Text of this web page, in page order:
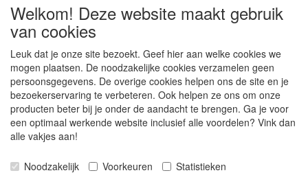
Welkom! Deze website maakt gebruik
van cookies
Leuk dat je onze site bezoekt. Geef hier aan welke cookies we
mogen plaatsen. De noodzakelijke cookies verzamelen geen
persoonsgegevens. De overige cookies helpen ons de site en je
bezoekerservaring te verbeteren. Ook helpen ze ons om onze
producten beter bij je onder de aandacht te brengen. Ga je voor
een optimaal werkende website inclusief alle voordelen? Vink dan
alle vakjes aan!
Noodzakelijk Voorkeuren Statistieken